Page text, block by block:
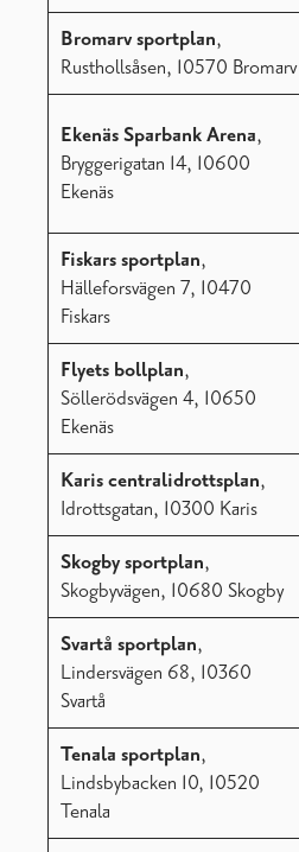
Bromarv sportplan,
Rusthollsåsen, 10570 Bromarv
Ekenäs Sparbank Arena,
Bryggerigatan 14, 10600
Ekenäs
Fiskars sportplan,
Hälleforsvägen 7, 10470
Fiskars
Flyets bollplan,
Söllerödsvägen 4, 10650
Ekenäs
Karis centralidrottsplan,
Idrottsgatan, 10300 Karis
Skogby sportplan,
Skogbyvägen, 10680 Skogby
Svartå sportplan,
Lindersvägen 68, 10360
Svartå
Tenala sportplan,
Lindsbybacken 10, 10520
Tenala